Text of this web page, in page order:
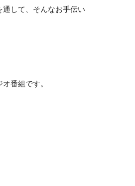
して、そんなお手伝い
番組です。